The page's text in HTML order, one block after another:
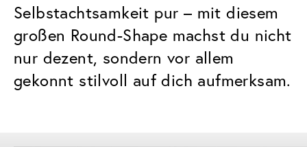
Selbstachtsamkeit pur – mit diesem
großen Round-Shape machst du nicht
nur dezent, sondern vor allem
gekonnt stilvoll auf dich aufmerksam.